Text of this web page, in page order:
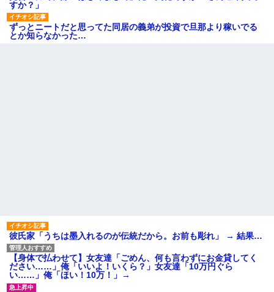
すか？」
ずっとニートだと思ってた同居の義弟が投資で旦那より稼いでる
とか知らなかった…
彼氏家「うちは墨入れるのが伝統だから。お前も彫れ」 → 結果…
【身体で払わせて】女友達「ごめん、何も言わずにお金貸してく
ださい……」俺「いいよ！いくら？」女友達「10万円ぐら
い……」俺「ほい！10万！」→